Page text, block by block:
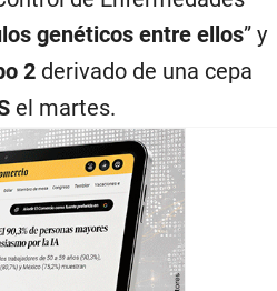
genéticos entre ellos” y
2 derivado de una cepa
el martes.